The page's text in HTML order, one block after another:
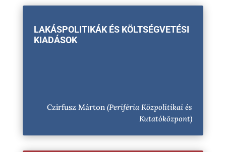
LAKÁSPOLITIKÁK ÉS KÖLTSÉGVETÉSI
KIADÁSOK
Czirfusz Márton (Periféria Közpolitikai és
Kutatóközpont)